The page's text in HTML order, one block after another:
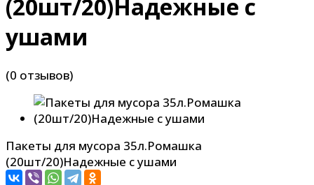
(20шт/20)Надежные с
ушами
(0 отзывов)
Пакеты для мусора 35л.Ромашка
(20шт/20)Надежные с ушами